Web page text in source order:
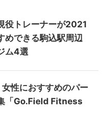
役トレーナーが2021
めできる駒込駅周辺
ム4選
女性におすすめのパー
「Go.Field Fitness